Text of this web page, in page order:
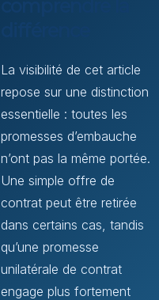
La visibilité de cet article
repose sur une distinction
essentielle : toutes les
promesses d’embauche
n’ont pas la même portée.
Une simple offre de
contrat peut être retirée
dans certains cas, tandis
qu’une promesse
unilatérale de contrat
engage plus fortement